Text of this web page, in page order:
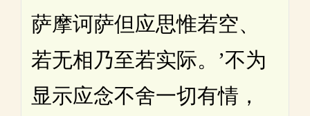
萨摩诃萨但应思惟若空、
若无相乃至若实际。’不为
显示应念不舍一切有情，